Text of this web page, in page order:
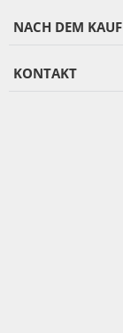
NACH DEM KAUF
KONTAKT